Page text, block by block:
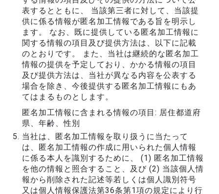
表するとともに、 当該第三者に対して、当該提
供に係る情報が匿名加工情報である旨を明示し
ます。 なお、既に提供している匿名加工情報に
関する情報の項目及び提供方法は、以下に記載
のとおりです。 また、当社は継続的な匿名加工
情報の提供を予定しており、かかる情報の項目
及び提供方法は、当社が異なる内容を公表する
場合を除き、今後提供する匿名加工情報にもあ
てはまるものとします。
匿名加工情報に含まれる情報の項目: 居住都道府
県、年齢、性別
当社は、匿名加工情報を取り扱うに当たって
は、匿名加工情報の作成に用いられた個人情報
に係る本人を識別するために、 (1) 匿名加工情報
を他の情報と照合すること、及び (2) 当該個人情
報から削除された記述等若しくは個人識別符号
又は個人情報保護法第36条第1項の規定により行